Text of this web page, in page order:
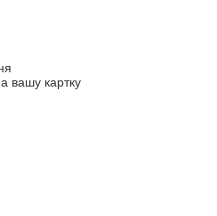
вашу картку